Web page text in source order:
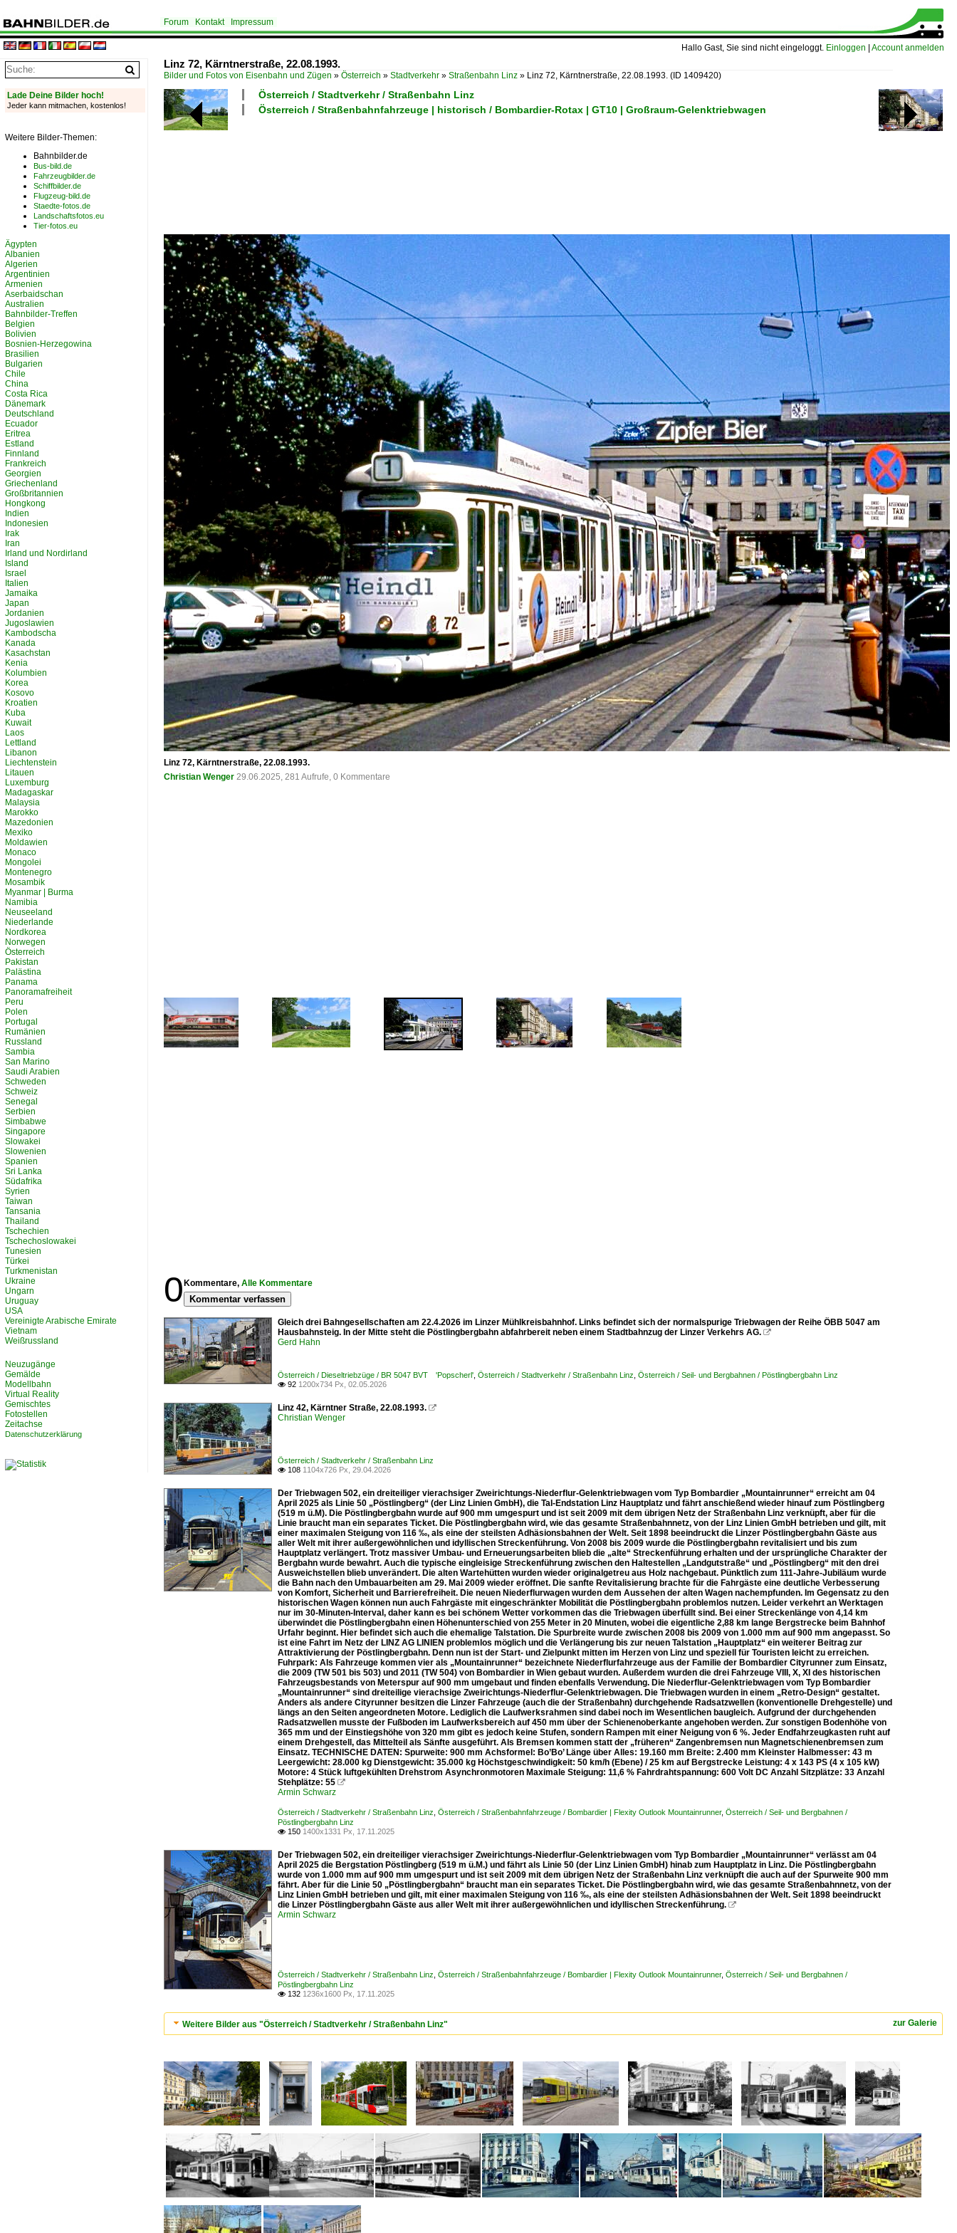
Hallo Gast, Sie sind nicht eingeloggt. Einloggen Account anmelden
Forum Kontakt Impressum
Linz 72, Kärntnerstraße, 22.08.1993.
Bilder und Fotos von Eisenbahn und Zügen » Österreich » Stadtverkehr » Straßenbahn Linz » Linz 72, Kärntnerstraße, 22.08.1993. (ID 1409420)
Österreich / Stadtverkehr / Straßenbahn Linz
Österreich / Straßenbahnfahrzeuge | historisch / Bombardier-Rotax | GT10 | Großraum-Gelenktriebwagen
Linz 72, Kärntnerstraße, 22.08.1993.
Christian Wenger 29.06.2025, 281 Aufrufe, 0 Kommentare
0 Kommentare, Alle Kommentare
Kommentar verfassen
Gleich drei Bahngesellschaften am 22.4.2026 im Linzer Mühlkreisbahnhof. Links befindet sich der normalspurige Triebwagen der Reihe ÖBB 5047 am
Hausbahnsteig. In der Mitte steht die Pöstlingbergbahn abfahrbereit neben einem Stadtbahnzug der Linzer Verkehrs AG. 
Gerd Hahn
Österreich / Dieseltriebzüge / BR 5047 BVT 'Popscherl' Österreich / Stadtverkehr / Straßenbahn Linz Österreich / Seil- und Bergbahnen / Pöstlingbergbahn Linz
 92 1200x734 Px, 02.05.2026
Linz 42, Kärntner Straße, 22.08.1993. 
Christian Wenger
Österreich / Stadtverkehr / Straßenbahn Linz
 108 1104x726 Px, 29.04.2026
Der Triebwagen 502, ein dreiteiliger vierachsiger Zweirichtungs-Niederflur-Gelenktriebwagen vom Typ Bombardier „Mountainrunner“ erreicht am 04
April 2025 als Linie 50 „Pöstlingberg“ (der Linz Linien GmbH), die Tal-Endstation Linz Hauptplatz und fährt anschießend wieder hinauf zum Pöstlingberg
(519 m ü.M). Die Pöstlingbergbahn wurde auf 900 mm umgespurt und ist seit 2009 mit dem übrigen Netz der Straßenbahn Linz verknüpft, aber für die
Linie braucht man ein separates Ticket. Die Pöstlingbergbahn wird, wie das gesamte Straßenbahnnetz, von der Linz Linien GmbH betrieben und gilt, mit
einer maximalen Steigung von 116 ‰, als eine der steilsten Adhäsionsbahnen der Welt. Seit 1898 beeindruckt die Linzer Pöstlingbergbahn Gäste aus
aller Welt mit ihrer außergewöhnlichen und idyllischen Streckenführung. Von 2008 bis 2009 wurde die Pöstlingbergbahn revitalisiert und bis zum
Hauptplatz verlängert. Trotz massiver Umbau- und Erneuerungsarbeiten blieb die „alte“ Streckenführung erhalten und der ursprüngliche Charakter der
Bergbahn wurde bewahrt. Auch die typische eingleisige Streckenführung zwischen den Haltestellen „Landgutstraße“ und „Pöstlingberg“ mit den drei
Ausweichstellen blieb unverändert. Die alten Wartehütten wurden wieder originalgetreu aus Holz nachgebaut. Pünktlich zum 111-Jahre-Jubiläum wurde
die Bahn nach den Umbauarbeiten am 29. Mai 2009 wieder eröffnet. Die sanfte Revitalisierung brachte für die Fahrgäste eine deutliche Verbesserung
von Komfort, Sicherheit und Barrierefreiheit. Die neuen Niederflurwagen wurden dem Aussehen der alten Wagen nachempfunden. Im Gegensatz zu den
historischen Wagen können nun auch Fahrgäste mit eingeschränkter Mobilität die Pöstlingbergbahn problemlos nutzen. Leider verkehrt an Werktagen
nur im 30-Minuten-Interval, daher kann es bei schönem Wetter vorkommen das die Triebwagen überfüllt sind. Bei einer Streckenlänge von 4,14 km
überwindet die Pöstlingbergbahn einen Höhenunterschied von 255 Meter in 20 Minuten, wobei die eigentliche 2,88 km lange Bergstrecke beim Bahnhof
Urfahr beginnt. Hier befindet sich auch die ehemalige Talstation. Die Spurbreite wurde zwischen 2008 bis 2009 von 1.000 mm auf 900 mm angepasst. So
ist eine Fahrt im Netz der LINZ AG LINIEN problemlos möglich und die Verlängerung bis zur neuen Talstation „Hauptplatz“ ein weiterer Beitrag zur
Attraktivierung der Pöstlingbergbahn. Denn nun ist der Start- und Zielpunkt mitten im Herzen von Linz und speziell für Touristen leicht zu erreichen.
Fuhrpark: Als Fahrzeuge kommen vier als „Mountainrunner“ bezeichnete Niederflurfahrzeuge aus der Familie der Bombardier Cityrunner zum Einsatz,
die 2009 (TW 501 bis 503) und 2011 (TW 504) von Bombardier in Wien gebaut wurden. Außerdem wurden die drei Fahrzeuge VIII, X, XI des historischen
Fahrzeugsbestands von Meterspur auf 900 mm umgebaut und finden ebenfalls Verwendung. Die Niederflur-Gelenktriebwagen vom Typ Bombardier
„Mountainrunner“ sind dreiteilige vierachsige Zweirichtungs-Niederflur-Gelenktriebwagen. Die Triebwagen wurden in einem „Retro-Design“ gestaltet.
Anders als andere Cityrunner besitzen die Linzer Fahrzeuge (auch die der Straßenbahn) durchgehende Radsatzwellen (konventionelle Drehgestelle) und
längs an den Seiten angeordneten Motore. Lediglich die Laufwerksrahmen sind dabei noch im Wesentlichen baugleich. Aufgrund der durchgehenden
Radsatzwellen musste der Fußboden im Laufwerksbereich auf 450 mm über der Schienenoberkante angehoben werden. Zur sonstigen Bodenhöhe von
365 mm und der Einstiegshöhe von 320 mm gibt es jedoch keine Stufen, sondern Rampen mit einer Neigung von 6 %. Jeder Endfahrzeugkasten ruht auf
einem Drehgestell, das Mittelteil als Sänfte ausgeführt. Als Bremsen kommen statt der „früheren“ Zangenbremsen nun Magnetschienenbremsen zum
Einsatz. TECHNISCHE DATEN: Spurweite: 900 mm Achsformel: Bo’Bo’ Länge über Alles: 19.160 mm Breite: 2.400 mm Kleinster Halbmesser: 43 m
Leergewicht: 28.000 kg Dienstgewicht: 35.000 kg Höchstgeschwindigkeit: 50 km/h (Ebene) / 25 km auf Bergstrecke Leistung: 4 x 143 PS (4 x 105 kW)
Motore: 4 Stück luftgekühlten Drehstrom Asynchronmotoren Maximale Steigung: 11,6 % Fahrdrahtspannung: 600 Volt DC Anzahl Sitzplätze: 33 Anzahl
Stehplätze: 55 
Armin Schwarz
Österreich / Stadtverkehr / Straßenbahn Linz Österreich / Straßenbahnfahrzeuge / Bombardier | Flexity Outlook Mountainrunner, Österreich / Seil- und Bergbahnen /
Pöstlingbergbahn Linz
 150 1400x1331 Px, 17.11.2025
Der Triebwagen 502, ein dreiteiliger vierachsiger Zweirichtungs-Niederflur-Gelenktriebwagen vom Typ Bombardier „Mountainrunner“ verlässt am 04
April 2025 die Bergstation Pöstlingberg (519 m ü.M.) und fährt als Linie 50 (der Linz Linien GmbH) hinab zum Hauptplatz in Linz. Die Pöstlingbergbahn
wurde von 1.000 mm auf 900 mm umgespurt und ist seit 2009 mit dem übrigen Netz der Straßenbahn Linz verknüpft die auch auf der Spurweite 900 mm
fährt. Aber für die Linie 50 „Pöstlingbergbahn“ braucht man ein separates Ticket. Die Pöstlingbergbahn wird, wie das gesamte Straßenbahnnetz, von der
Linz Linien GmbH betrieben und gilt, mit einer maximalen Steigung von 116 ‰, als eine der steilsten Adhäsionsbahnen der Welt. Seit 1898 beeindruckt
die Linzer Pöstlingbergbahn Gäste aus aller Welt mit ihrer außergewöhnlichen und idyllischen Streckenführung. 
Armin Schwarz
Österreich / Stadtverkehr / Straßenbahn Linz Österreich / Straßenbahnfahrzeuge / Bombardier | Flexity Outlook Mountainrunner, Österreich / Seil- und Bergbahnen /
Pöstlingbergbahn Linz
 132 1236x1600 Px, 17.11.2025
zur Galerie
Weitere Bilder aus "Österreich / Stadtverkehr / Straßenbahn Linz"
Lade Deine Bilder hoch!
Jeder kann mitmachen, kostenlos!
Weitere Bilder-Themen:
Bahnbilder.de
Bus-bild.de
Fahrzeugbilder.de
Schiffbilder.de
Flugzeug-bild.de
Staedte-fotos.de
Landschaftsfotos.eu
Tier-fotos.eu
Ägypten
Albanien
Algerien
Argentinien
Armenien
Aserbaidschan
Australien
Bahnbilder-Treffen
Belgien
Bolivien
Bosnien-Herzegowina
Brasilien
Bulgarien
Chile
China
Costa Rica
Dänemark
Deutschland
Ecuador
Eritrea
Estland
Finnland
Frankreich
Georgien
Griechenland
Großbritannien
Hongkong
Indien
Indonesien
Irak
Iran
Irland und Nordirland
Island
Israel
Italien
Jamaika
Japan
Jordanien
Jugoslawien
Kambodscha
Kanada
Kasachstan
Kenia
Kolumbien
Korea
Kosovo
Kroatien
Kuba
Kuwait
Laos
Lettland
Libanon
Liechtenstein
Litauen
Luxemburg
Madagaskar
Malaysia
Marokko
Mazedonien
Mexiko
Moldawien
Monaco
Mongolei
Montenegro
Mosambik
Myanmar | Burma
Namibia
Neuseeland
Niederlande
Nordkorea
Norwegen
Österreich
Pakistan
Palästina
Panama
Panoramafreiheit
Peru
Polen
Portugal
Rumänien
Russland
Sambia
San Marino
Saudi Arabien
Schweden
Schweiz
Senegal
Serbien
Simbabwe
Singapore
Slowakei
Slowenien
Spanien
Sri Lanka
Südafrika
Syrien
Taiwan
Tansania
Thailand
Tschechien
Tschechoslowakei
Tunesien
Türkei
Turkmenistan
Ukraine
Ungarn
Uruguay
USA
Vereinigte Arabische Emirate
Vietnam
Weißrussland
Neuzugänge
Gemälde
Modellbahn
Virtual Reality
Gemischtes
Fotostellen
Zeitachse
Datenschutzerklärung